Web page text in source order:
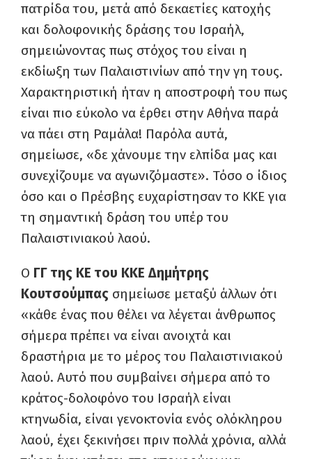
πατρίδα του, μετά από δεκαετίες κατοχής
και δολοφονικής δράσης του Ισραήλ,
σημειώνοντας πως στόχος του είναι η
εκδίωξη των Παλαιστινίων από την γη τους.
Χαρακτηριστική ήταν η αποστροφή του πως
είναι πιο εύκολο να έρθει στην Αθήνα παρά
να πάει στη Ραμάλα! Παρόλα αυτά,
σημείωσε, «δε χάνουμε την ελπίδα μας και
συνεχίζουμε να αγωνιζόμαστε». Τόσο ο ίδιος
όσο και ο Πρέσβης ευχαρίστησαν το ΚΚΕ για
τη σημαντική δράση του υπέρ του
Παλαιστινιακού λαού.
Ο ΓΓ της ΚΕ του ΚΚΕ Δημήτρης
Κουτσούμπας σημείωσε μεταξύ άλλων ότι
«κάθε ένας που θέλει να λέγεται άνθρωπος
σήμερα πρέπει να είναι ανοιχτά και
δραστήρια με το μέρος του Παλαιστινιακού
λαού. Αυτό που συμβαίνει σήμερα από το
κράτος-δολοφόνο του Ισραήλ είναι
κτηνωδία, είναι γενοκτονία ενός ολόκληρου
λαού, έχει ξεκινήσει πριν πολλά χρόνια, αλλά